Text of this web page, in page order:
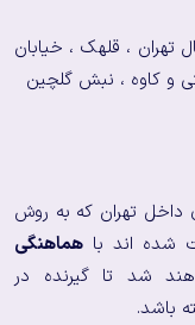
تهران ، قلهک ، خیابان
و کاوه ، نبش گلچین
داخل تهران که به روش
شده اند با هماهنگی
شد تا گیرنده در
باشد.